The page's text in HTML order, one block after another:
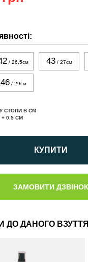
/ 26.5см 43/ 27см
46/ 29см
СТОПИ В СМ
0.5 СМ
КУПИТИ
ДО ДАНОГО ВЗУТТЯ